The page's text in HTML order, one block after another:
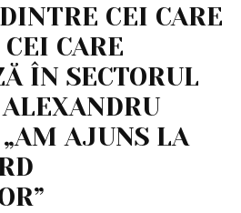
CEI CARE
CARE
ÎN SECTORUL
„AM AJUNS LA